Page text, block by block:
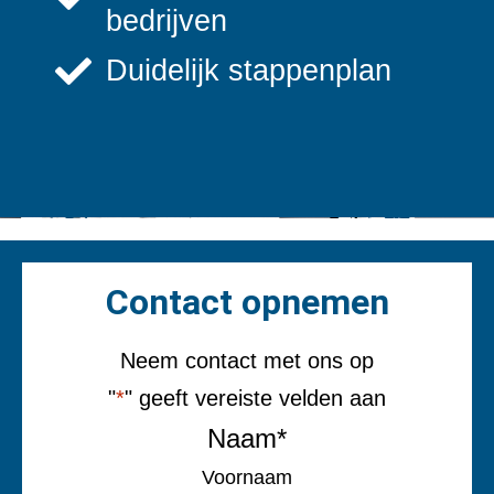
bedrijven
Duidelijk stappenplan
Contact opnemen
Neem contact met ons op
"*" geeft vereiste velden aan
Naam*
Voornaam